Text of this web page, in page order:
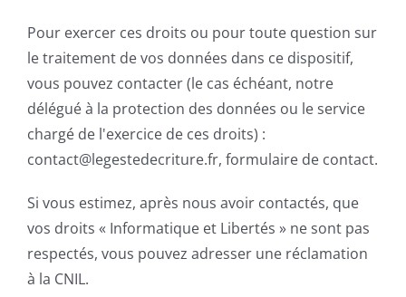
Pour exercer ces droits ou pour toute question sur
le traitement de vos données dans ce dispositif,
vous pouvez contacter (le cas échéant, notre
délégué à la protection des données ou le service
chargé de l'exercice de ces droits) :
contact@legestedecriture.fr, formulaire de contact.
Si vous estimez, après nous avoir contactés, que
vos droits « Informatique et Libertés » ne sont pas
respectés, vous pouvez adresser une réclamation
à la CNIL.